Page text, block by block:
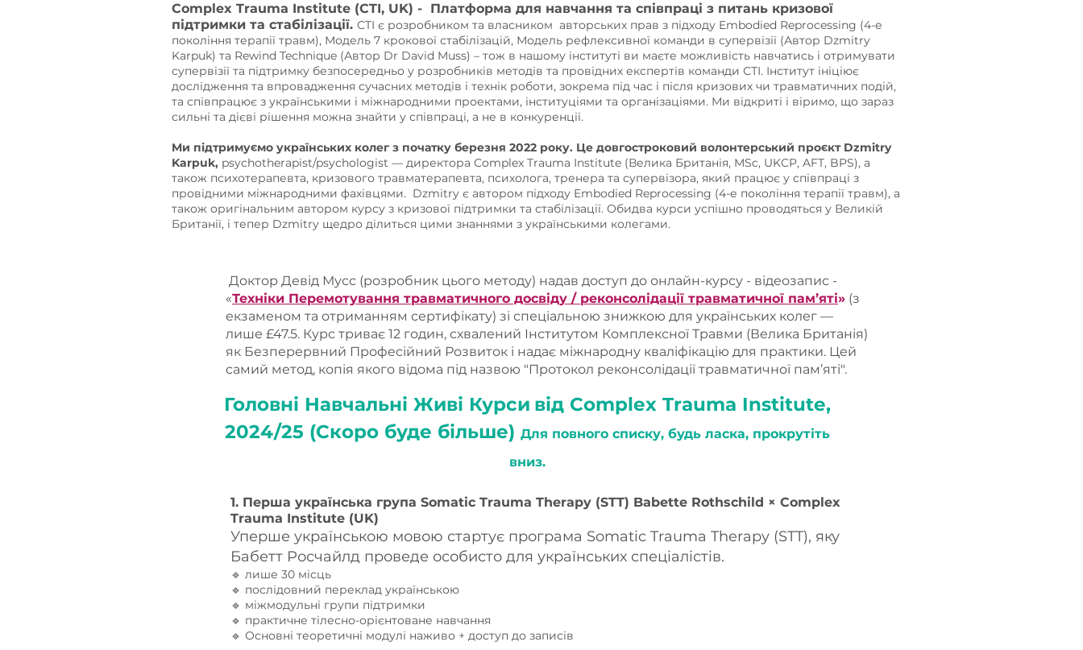
Complex Trauma Institute (CTI, UK) - Платформа для навчання та співпраці з питань кризової
підтримки та стабілізації. CTI є розробником та власником авторських прав з підходу Embodied Reprocessing (4-е
покоління терапії травм), Модель 7 крокової стабілізацій, Модель рефлексивної команди в супервізії (Автор Dzmitry
Karpuk) та Rewind Technique (Автор Dr David Muss) – тож в нашому інституті ви маєте можливість навчатись і отримувати
супервізії та підтримку безпосередньо у розробників методів та провідних експертів команди СТІ. Інститут ініціює
дослідження та впровадження сучасних методів і технік роботи, зокрема під час і після кризових чи травматичних подій,
та співпрацює з українськими і міжнародними проектами, інституціями та організаціями. Ми відкриті і віримо, що зараз
сильні та дієві рішення можна знайти у співпраці, а не в конкуренції.
Mи підтримуємо українських колег з початку березня 2022 року. Це довгостроковий волонтерський проєкт Dzmitry
Karpuk, psychotherapist/psychologist — директора Complex Trauma Institute (Велика Британія, MSc, UKCP, AFT, BPS), а
також психотерапевта, кризового травматерапевта, психолога, тренера та супервізора, який працює у співпраці з
провідними міжнародними фахівцями. Dzmitry є автором підходу Embodied Reprocessing (4-е покоління терапії травм), а
також оригінальним автором курсу з кризової підтримки та стабілізації. Обидва курси успішно проводяться у Великій
Британії, і тепер Dzmitry щедро ділиться цими знаннями з українськими колегами.
Доктор Девід Мусс (розробник цього методу) надав доступ до онлайн-курсу - відеозапис -
«Техніки Перемотування травматичного досвіду / реконсолідації травматичної пам’яті» (з
екзаменом та отриманням сертифікату) зі спеціальною знижкою для українських колег —
лише £47.5. Курс триває 12 годин, схвалений Інститутом Комплексної Травми (Велика Британія)
як Безперервний Професійний Розвиток і надає міжнародну кваліфікацію для практики. Цей
самий метод, копія якого відома під назвою "Протокол реконсолідації травматичної пам’яті".
Головні Навчальні Живі Курси від Complex Trauma Institute,
2024/25 (Скоро буде більше) Для повного списку, будь ласка, прокрутіть
вниз.
1. Перша українська група Somatic Trauma Therapy (STT) Babette Rothschild × Complex
Trauma Institute (UK)
Уперше українською мовою стартує програма Somatic Trauma Therapy (STT), яку
Бабетт Росчайлд проведе особисто для українських спеціалістів.
🔹 лише 30 місць
🔹 послідовний переклад українською
🔹 міжмодульні групи підтримки
🔹 практичне тілесно-орієнтоване навчання
🔹 Основні теоретичні модулі наживо + доступ до записів